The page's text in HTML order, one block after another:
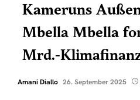
Kameruns
Mbella Mbella
Mrd.-
Amani Diallo 26. September 2025